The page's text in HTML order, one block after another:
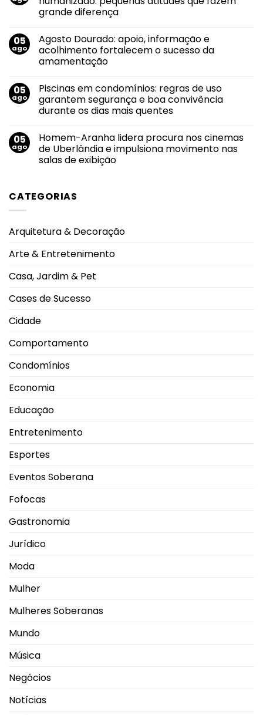
Solidário
do
Grupo
Pela
Vida
tem
nova
edição
13
de
agosto
grande diferença
em
Envelhecimento
e
cuidado
humanizado:
pequenas
atitudes
que
fazem
05
ago
Agosto Dourado: apoio, informação e
acolhimento fortalecem o sucesso da
amamentação
em
Agosto
Dourado:
apoio,
acolhimento
fortalecem
o
sucesso
da
05
ago
Piscinas em condomínios: regras de uso
garantem segurança e boa convivência
durante os dias mais quentes
em
Piscinas
em
condomínios:
segurança
durante
os
mais
quentes
05
ago
Homem-Aranha lidera procura nos cinemas
de Uberlândia e impulsiona movimento nas
salas de exibição
Homem-
Aranha
cinemas
e
movimento
nas
de
exibição
CATEGORIAS
Arquitetura & Decoração
Arte & Entretenimento
Casa, Jardim & Pet
Cases de Sucesso
Cidade
Comportamento
Condomínios
Economia
Educação
Entretenimento
Esportes
Eventos Soberana
Fofocas
Gastronomia
Jurídico
Moda
Mulher
Mulheres Soberanas
Mundo
Música
Negócios
Notícias